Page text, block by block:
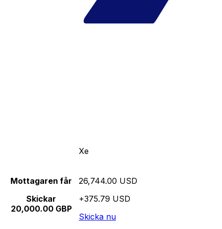
Xe
Mottagaren får
Skickar
20,000.00 GBP
26,744.00 USD
+375.79 USD
Skicka nu